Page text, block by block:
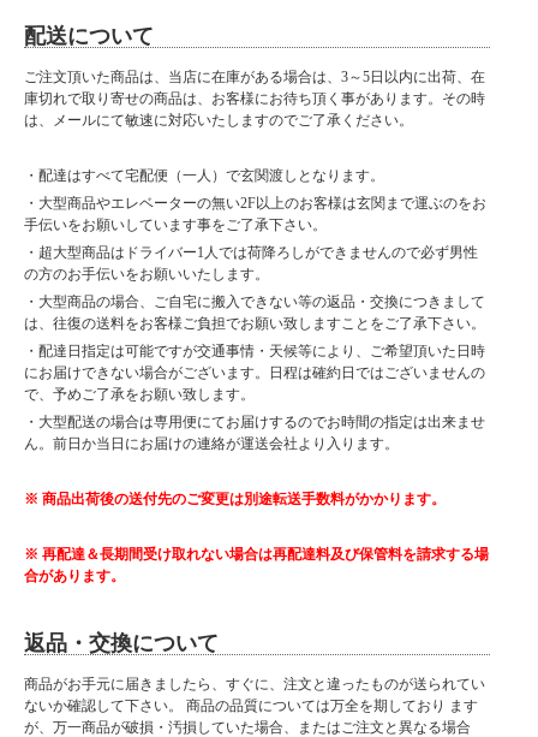
配送について
ご注文頂いた商品は、当店に在庫がある場合は、3～5日以内に出荷、在
庫切れで取り寄せの商品は、お客様にお待ち頂く事があります。その時
は、メールにて敏速に対応いたしますのでご了承ください。
・配達はすべて宅配便（一人）で玄関渡しとなります。
・大型商品やエレベーターの無い2F以上のお客様は玄関まで運ぶのをお
手伝いをお願いしています事をご了承下さい。
・超大型商品はドライバー1人では荷降ろしができませんので必ず男性
の方のお手伝いをお願いいたします。
・大型商品の場合、ご自宅に搬入できない等の返品・交換につきまして
は、往復の送料をお客様ご負担でお願い致しますことをご了承下さい。
・配達日指定は可能ですが交通事情・天候等により、ご希望頂いた日時
にお届けできない場合がございます。日程は確約日ではございませんの
で、予めご了承をお願い致します。
・大型配送の場合は専用便にてお届けするのでお時間の指定は出来ませ
ん。前日か当日にお届けの連絡が運送会社より入ります。
※ 商品出荷後の送付先のご変更は別途転送手数料がかかります。
※ 再配達＆長期間受け取れない場合は再配達料及び保管料を請求する場
合があります。
返品・交換について
商品がお手元に届きましたら、すぐに、注文と違ったものが送られてい
ないか確認して下さい。 商品の品質については万全を期しており ます
が、万一商品が破損・汚損していた場合、またはご注文と異なる場合